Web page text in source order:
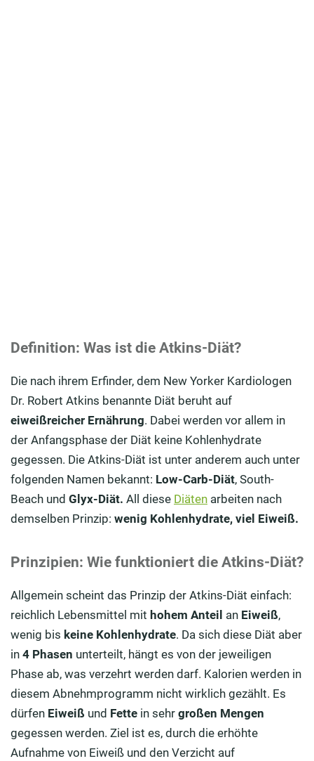
Definition: Was ist die Atkins-Diät?
Die nach ihrem Erfinder, dem New Yorker Kardiologen
Dr. Robert Atkins benannte Diät beruht auf
eiweißreicher Ernährung. Dabei werden vor allem in
der Anfangsphase der Diät keine Kohlenhydrate
gegessen. Die Atkins-Diät ist unter anderem auch unter
folgenden Namen bekannt: Low-Carb-Diät, South-
Beach und Glyx-Diät. All diese Diäten arbeiten nach
demselben Prinzip: wenig Kohlenhydrate, viel Eiweiß.
Prinzipien: Wie funktioniert die Atkins-Diät?
Allgemein scheint das Prinzip der Atkins-Diät einfach:
reichlich Lebensmittel mit hohem Anteil an Eiweiß,
wenig bis keine Kohlenhydrate. Da sich diese Diät aber
in 4 Phasen unterteilt, hängt es von der jeweiligen
Phase ab, was verzehrt werden darf. Kalorien werden in
diesem Abnehmprogramm nicht wirklich gezählt. Es
dürfen Eiweiß und Fette in sehr großen Mengen
gegessen werden. Ziel ist es, durch die erhöhte
Aufnahme von Eiweiß und den Verzicht auf